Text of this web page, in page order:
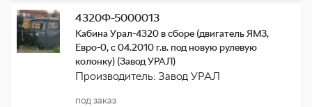
4320Ф-5000013
Кабина Урал-4320 в сборе (двигатель ЯМЗ,
Евро-0, с 04.2010 г.в. под новую рулевую
колонку) (Завод УРАЛ)
Производитель: Завод УРАЛ
под заказ